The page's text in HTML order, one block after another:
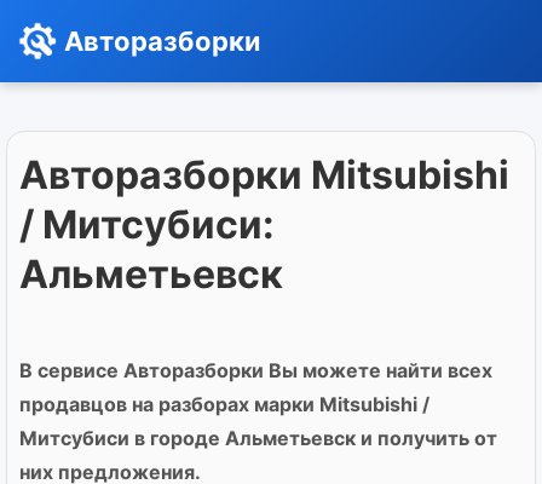
Авторазборки
Авторазборки Mitsubishi
/ Митсубиси:
Альметьевск
В сервисе Авторазборки Вы можете найти всех
продавцов на разборах марки Mitsubishi /
Митсубиси в городе Альметьевск и получить от
них предложения.